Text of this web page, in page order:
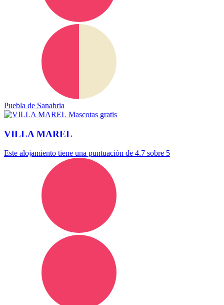
Puebla de Sanabria
Mascotas gratis
VILLA MAREL
Este alojamiento tiene una puntuación de 4.7 sobre 5